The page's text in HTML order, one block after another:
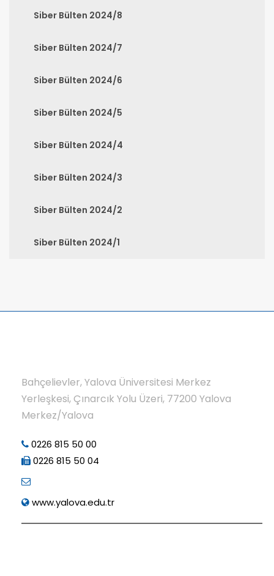
Siber Bülten 2024/8
Siber Bülten 2024/7
Siber Bülten 2024/6
Siber Bülten 2024/5
Siber Bülten 2024/4
Siber Bülten 2024/3
Siber Bülten 2024/2
Siber Bülten 2024/1
Bahçelievler, Yalova Üniversitesi Merkez
Yerleşkesi, Çınarcık Yolu Üzeri, 77200 Yalova
Merkez/Yalova
0226 815 50 00
0226 815 50 04
www.yalova.edu.tr